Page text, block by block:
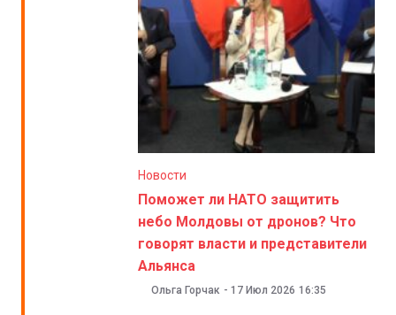
Новости
Поможет ли НАТО защитить
небо Молдовы от дронов? Что
говорят власти и представители
Альянса
Ольга Горчак - 17 Июл 2026 16:35